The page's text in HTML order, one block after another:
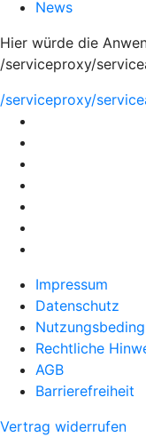
News
Hier würde die
/serviceproxy/
/serviceproxy/
Impressum
Datenschutz
Rechtliche
AGB
Barrierefreiheit
Vertrag widerrufen